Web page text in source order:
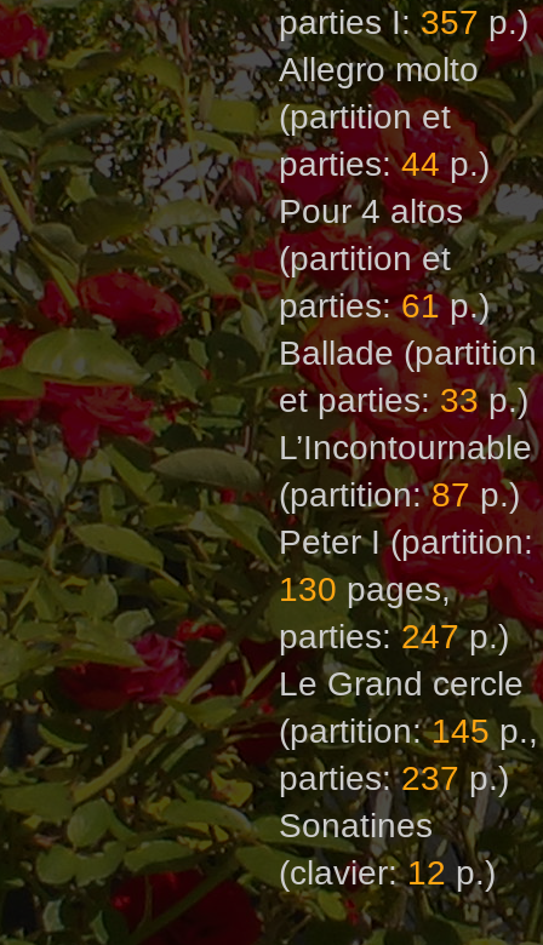
parties I:357 р.)
Allegro molto
(partition et
parties:44р.)
Pour 4 altos
(partition et
parties:61p.)
Ballade (partition
et parties: 33p.)
L’Incontournable
(partition:87p.)
Peter I(partition:
130pages,
parties:247p.)
Le Grand cercle
(partition:145p.,
parties:237 p.)
Sonatines
(clavier:12 p.)